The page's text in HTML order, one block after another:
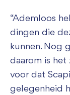
“Ademloos
dingen die
kunnen. Nog
daarom is het
voor dat
gelegenheid